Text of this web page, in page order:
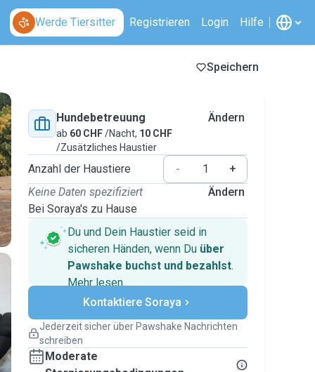
Werde Tiersitter Registrieren Login Hilfe
Speichern
Hundebetreuung
ab 60 CHF/Nacht, 10 CHF
/Zusätzliches Haustier
Ändern
Anzahl der Haustiere -
+
Keine Daten spezifiziert
Bei Soraya's zu Hause
Ändern
Du und Dein Haustier seid in
sicheren Händen, wenn Du über
Pawshake buchst und bezahlst.
Mehr lesenSichere Zahlungen
Unterstützung, falls sich Deine
Versicherte Buchungen
Erledige alles über Pawshake – von der
ersten Nachricht bis zur Bezahlung –, um
Kontaktiere Soraya
Jederzeit sicher über Pawshake Nachrichten
schreiben
Moderate